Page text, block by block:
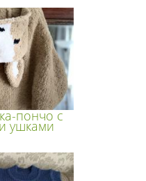
пончо с
ушками